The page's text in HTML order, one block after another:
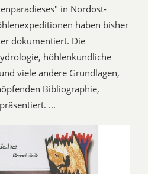
in Nordost-
haben bisher
dokumentiert. Die
höhlenkundliche
viele andere Grundlagen,
Bibliographie,
...